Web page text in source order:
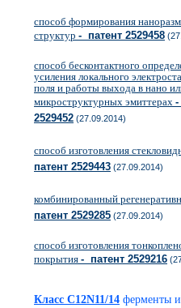
способ формирования
структур - патент 2529458
способ бесконтактного
усиления локального
поля и работы выхода в нано
микроструктурных эмиттерах -
2529452 (27.09.2014)
способ изготовления
патент 2529443 (27.09.2014)
комбинированный
патент 2529285 (27.09.2014)
способ изготовления
покрытия - патент 2529216
Класс C12N11/14 ферменты